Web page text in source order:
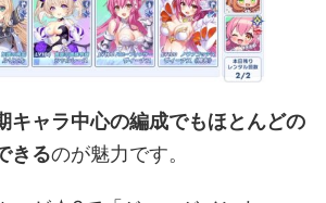
キャラ中心の編成でもほとんどの
きるのが魅力です。